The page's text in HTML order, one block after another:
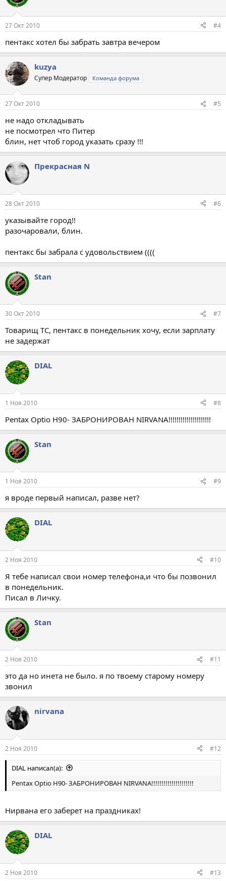
27 Окт 2010 #4
пентакс хотел бы забрать завтра вечером
kuzya
Супер Модератор Команда форума
27 Окт 2010 #5
не надо откладывать
не посмотрел что Питер
блин, нет чтоб город указать сразу !!!
Прекрасная N
28 Окт 2010 #6
указывайте город!!
разочаровали, блин.
пентакс бы забрала с удовольствием ((((
Stan
30 Окт 2010 #7
Товарищ ТС, пентакс в понедельник хочу, если зарплату
не задержат
DIAL
1 Ноя 2010 #8
Pentax Optio H90- ЗАБРОНИРОВАН NIRVANA!!!!!!!!!!!!!!!!!!!!!
Stan
1 Ноя 2010 #9
я вроде первый написал, разве нет?
DIAL
2 Ноя 2010 #10
Я тебе написал свои номер телефона,и что бы позвонил
в понедельник.
Писал в Личку.
Stan
2 Ноя 2010 #11
это да но инета не было. я по твоему старому номеру
звонил
nirvana
2 Ноя 2010 #12
DIAL написал(а):
Pentax Optio H90- ЗАБРОНИРОВАН NIRVANA!!!!!!!!!!!!!!!!!!!!!
Нирвана его заберет на праздниках!
DIAL
2 Ноя 2010 #13